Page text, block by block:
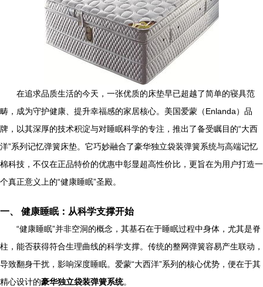
在追求品质生活的今天，一张优质的床垫早已超越了简单的寝具范
畴，成为守护健康、提升幸福感的家居核心。美国爱蒙（Enlanda）品
牌，以其深厚的技术积淀与对睡眠科学的专注，推出了备受瞩目的“大西
洋”系列记忆弹簧床垫。它巧妙融合了豪华独立袋装弹簧系统与高端记忆
棉科技，不仅在正品特价的优惠中彰显超高性价比，更旨在为用户打造一
个真正意义上的“健康睡眠”圣殿。
一、 健康睡眠：从科学支撑开始
“健康睡眠”并非空洞的概念，其基石在于睡眠过程中身体，尤其是脊
柱，能否获得符合生理曲线的科学支撑。传统的整网弹簧容易产生联动，
导致翻身干扰，影响深度睡眠。爱蒙“大西洋”系列的核心优势，便在于其
精心设计的豪华独立袋装弹簧系统。